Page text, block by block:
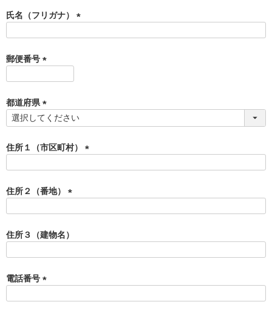
須
)
氏名（フリガナ）
郵便番号
須
)
都道府県
(
須
)
住所１（市区町村）
)
住所２（番地）
須
)
住所３（建物名）
電話番号